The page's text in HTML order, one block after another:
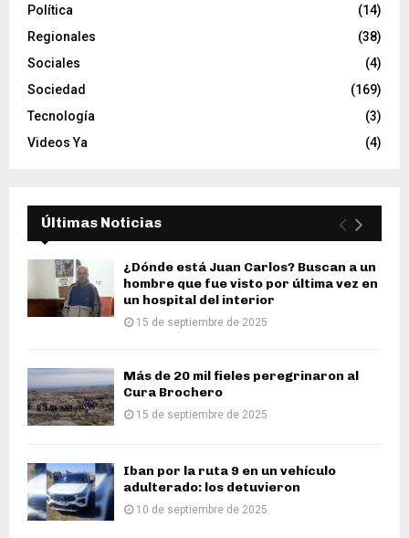
Política
(14)
Regionales
(38)
Sociales
(4)
Sociedad
(169)
Tecnología
(3)
Videos Ya
(4)
Últimas Noticias
¿Dónde está Juan Carlos? Buscan a un
hombre que fue visto por última vez en
un hospital del interior
15 de septiembre de 2025
Más de 20 mil fieles peregrinaron al
Cura Brochero
15 de septiembre de 2025
Iban por la ruta 9 en un vehículo
adulterado: los detuvieron
10 de septiembre de 2025